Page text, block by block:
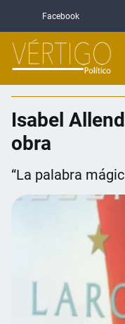
Facebook
Isabel
obra
“La palabra